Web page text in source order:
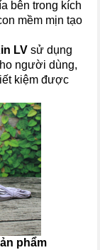
bên trong kích
mềm mịn tạo
LV sử dụng
người dùng,
kiệm được
phẩm